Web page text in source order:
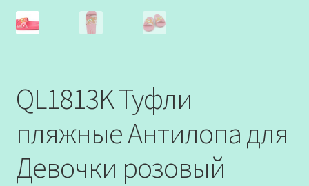
QL1813K Туфли
пляжные Антилопа для
Девочки розовый